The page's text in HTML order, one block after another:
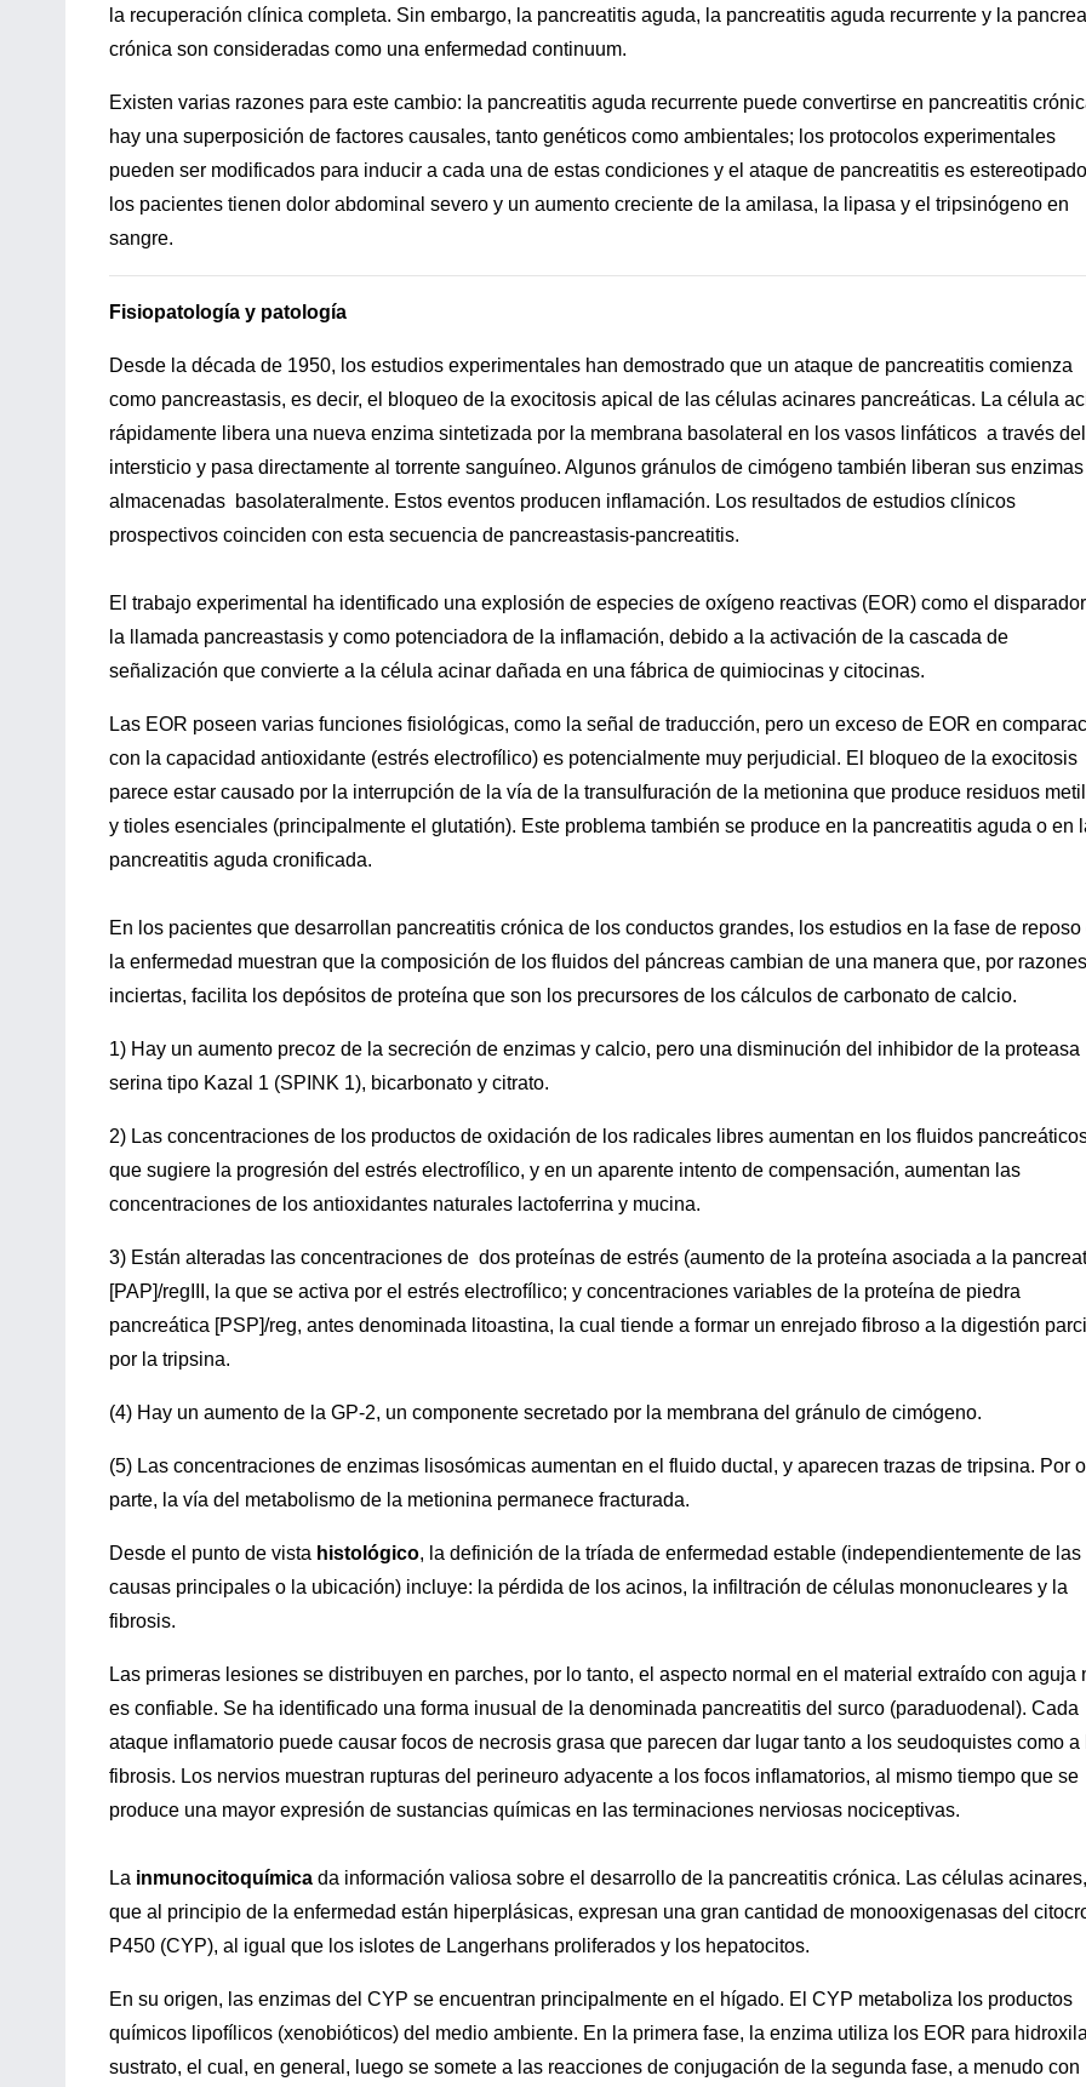
la recuperación clínica completa. Sin embargo, la pancreatitis aguda, la pancreatitis aguda recurrente y la
crónica son consideradas como una enfermedad continuum.
Existen varias razones para este cambio: la pancreatitis aguda recurrente puede convertirse en pancreatitis
hay una superposición de factores causales, tanto genéticos como ambientales; los protocolos experimentales
pueden ser modificados para inducir a cada una de estas condiciones y el ataque de pancreatitis es
los pacientes tienen dolor abdominal severo y un aumento creciente de la amilasa, la lipasa y el tripsinógeno en
sangre.
Fisiopatología y patología
Desde la década de 1950, los estudios experimentales han demostrado que un ataque de pancreatitis comienza
como pancreastasis, es decir, el bloqueo de la exocitosis apical de las células acinares pancreáticas. La célula
rápidamente libera una nueva enzima sintetizada por la membrana basolateral en los vasos linfáticos a través del
intersticio y pasa directamente al torrente sanguíneo. Algunos gránulos de cimógeno también liberan sus enzimas
almacenadas basolateralmente. Estos eventos producen inflamación. Los resultados de estudios clínicos
prospectivos coinciden con esta secuencia de pancreastasis-pancreatitis.
El trabajo experimental ha identificado una explosión de especies de oxígeno reactivas (EOR) como el
la llamada pancreastasis y como potenciadora de la inflamación, debido a la activación de la cascada de
señalización que convierte a la célula acinar dañada en una fábrica de quimiocinas y citocinas.
Las EOR poseen varias funciones fisiológicas, como la señal de traducción, pero un exceso de EOR en
con la capacidad antioxidante (estrés electrofílico) es potencialmente muy perjudicial. El bloqueo de la exocitosis
parece estar causado por la interrupción de la vía de la transulfuración de la metionina que produce residuos
y tioles esenciales (principalmente el glutatión). Este problema también se produce en la pancreatitis aguda o en
pancreatitis aguda cronificada.
En los pacientes que desarrollan pancreatitis crónica de los conductos grandes, los estudios en la fase de reposo
la enfermedad muestran que la composición de los fluidos del páncreas cambian de una manera que, por razones
inciertas, facilita los depósitos de proteína que son los precursores de los cálculos de carbonato de calcio.
1) Hay un aumento precoz de la secreción de enzimas y calcio, pero una disminución del inhibidor de la proteasa
serina tipo Kazal 1 (SPINK 1), bicarbonato y citrato.
2) Las concentraciones de los productos de oxidación de los radicales libres aumentan en los fluidos
que sugiere la progresión del estrés electrofílico, y en un aparente intento de compensación, aumentan las
concentraciones de los antioxidantes naturales lactoferrina y mucina.
3) Están alteradas las concentraciones de dos proteínas de estrés (aumento de la proteína asociada a la
[PAP]/regIII, la que se activa por el estrés electrofílico; y concentraciones variables de la proteína de piedra
pancreática [PSP]/reg, antes denominada litoastina, la cual tiende a formar un enrejado fibroso a la digestión
por la tripsina.
(4) Hay un aumento de la GP-2, un componente secretado por la membrana del gránulo de cimógeno.
(5) Las concentraciones de enzimas lisosómicas aumentan en el fluido ductal, y aparecen trazas de tripsina. Por
parte, la vía del metabolismo de la metionina permanece fracturada.
Desde el punto de vista histológico, la definición de la tríada de enfermedad estable (independientemente de las
causas principales o la ubicación) incluye: la pérdida de los acinos, la infiltración de células mononucleares y la
fibrosis.
Las primeras lesiones se distribuyen en parches, por lo tanto, el aspecto normal en el material extraído con aguja
es confiable. Se ha identificado una forma inusual de la denominada pancreatitis del surco (paraduodenal). Cada
ataque inflamatorio puede causar focos de necrosis grasa que parecen dar lugar tanto a los seudoquistes como a
fibrosis. Los nervios muestran rupturas del perineuro adyacente a los focos inflamatorios, al mismo tiempo que se
produce una mayor expresión de sustancias químicas en las terminaciones nerviosas nociceptivas.
La inmunocitoquímica da información valiosa sobre el desarrollo de la pancreatitis crónica. Las células acinares,
que al principio de la enfermedad están hiperplásicas, expresan una gran cantidad de monooxigenasas del
P450 (CYP), al igual que los islotes de Langerhans proliferados y los hepatocitos.
En su origen, las enzimas del CYP se encuentran principalmente en el hígado. El CYP metaboliza los productos
químicos lipofílicos (xenobióticos) del medio ambiente. En la primera fase, la enzima utiliza los EOR para
sustrato, el cual, en general, luego se somete a las reacciones de conjugación de la segunda fase, a menudo con